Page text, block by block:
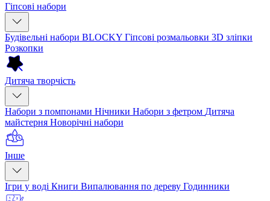
Гіпсові набори
Будівельні набори BLOCKY Гіпсові розмальовки 3D зліпки
Розкопки
Дитяча творчість
Набори з помпонами Нічники Набори з фетром Дитяча
майстерня Новорічні набори
Інше
Ігри у воді Книги Випалювання по дереву Годинники